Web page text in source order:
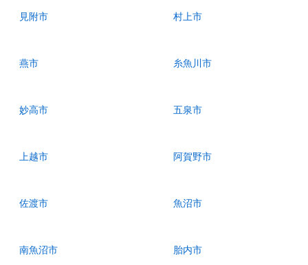
見附市 村上市
燕市 糸魚川市
妙高市 五泉市
上越市 阿賀野市
佐渡市 魚沼市
南魚沼市 胎内市